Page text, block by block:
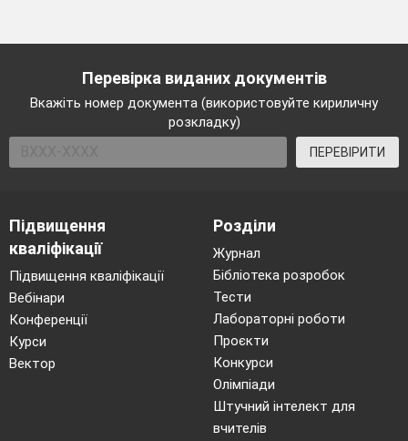
Перевірка виданих документів
Вкажіть номер документа (використовуйте кириличну
розкладку)
ПЕРЕВІРИТИ
Підвищення
кваліфікації
Підвищення кваліфікації
Вебінари
Конференції
Курси
Вектор
Розділи
Журнал
Бібліотека розробок
Тести
Лабораторні роботи
Проєкти
Конкурси
Олімпіади
Штучний інтелект для
вчителів